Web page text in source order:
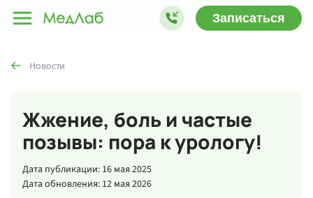
Записаться
Новости
Жжение, боль и частые
позывы: пора к урологу!
Дата публикации: 16 мая 2025
Дата обновления: 12 мая 2026